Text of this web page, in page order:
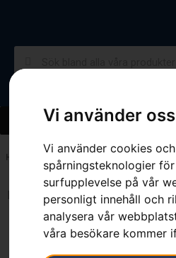
Vi använder
Vi använder cookies
spårningsteknologier
surfupplevelse på vår
personligt innehåll och
analysera vår
våra besökare kommer
Hem 7393089245947
Inga resultat.